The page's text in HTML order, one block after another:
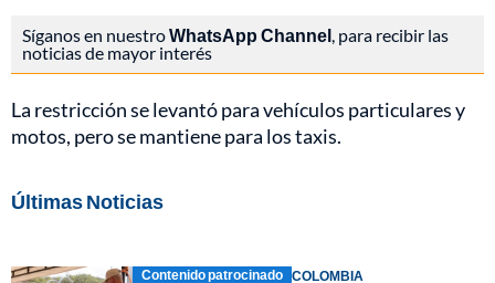
Síganos en nuestroWhatsApp Channel, para recibir las
noticias de mayor interés
La restricción se levantó para vehículos particulares y
motos, pero se mantiene para los taxis.
Últimas Noticias
Contenido patrocinado COLOMBIA